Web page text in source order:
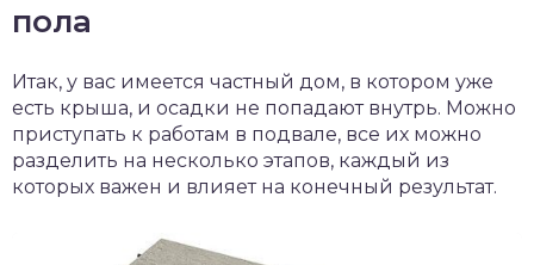
пола
Итак, у вас имеется частный дом, в котором уже
есть крыша, и осадки не попадают внутрь. Можно
приступать к работам в подвале, все их можно
разделить на несколько этапов, каждый из
которых важен и влияет на конечный результат.